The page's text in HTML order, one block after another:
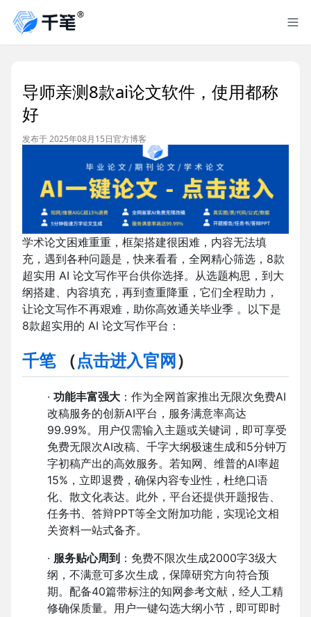
导师亲测8款ai论文软件，使用都称
好
发布于 2025年08月15日官方博客
学术论文困难重重，框架搭建很困难，内容无法填
充，遇到各种问题是，快来看看，全网精心筛选，8款
超实用 AI 论文写作平台供你选择。从选题构思，到大
纲搭建、内容填充，再到查重降重，它们全程助力，
让论文写作不再艰难，助你高效通关毕业季 。以下是
8款超实用的 AI 论文写作平台：
千笔（点击进入官网 ）
· 功能丰富强大 ：作为全网首家推出无限次免费AI
改稿服务的创新AI平台，服务满意率高达
99.99%。用户仅需输入主题或关键词，即可享受
免费无限次AI改稿、千字大纲极速生成和5分钟万
字初稿产出的高效服务。若知网、维普的AI率超
15%，立即退费，确保内容专业性，杜绝口语
化、散文化表达。此外，平台还提供开题报告、
任务书、答辩PPT等全文附加功能，实现论文相
关资料一站式备齐。
· 服务贴心周到 ：免费不限次生成2000字3级大
纲，不满意可多次生成，保障研究方向符合预
期。配备40篇带标注的知网参考文献，经人工精
修确保质量。用户一键勾选大纲小节，即可即时